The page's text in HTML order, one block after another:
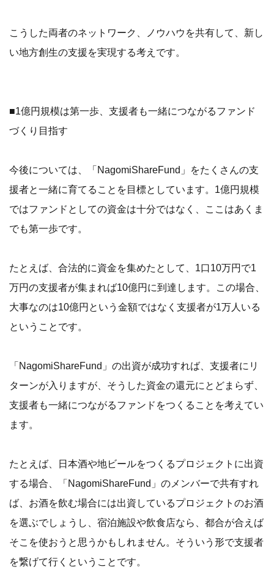
こうした両者のネットワーク、ノウハウを共有して、新し
い地方創生の支援を実現する考えです。
■1億円規模は第一歩、支援者も一緒につながるファンド
づくり目指す
今後については、「NagomiShareFund」をたくさんの支
援者と一緒に育てることを目標としています。1億円規模
ではファンドとしての資金は十分ではなく、ここはあくま
でも第一歩です。
たとえば、合法的に資金を集めたとして、1口10万円で1
万円の支援者が集まれば10億円に到達します。この場合、
大事なのは10億円という金額ではなく支援者が1万人いる
ということです。
「NagomiShareFund」の出資が成功すれば、支援者にリ
ターンが入りますが、そうした資金の還元にとどまらず、
支援者も一緒につながるファンドをつくることを考えてい
ます。
たとえば、日本酒や地ビールをつくるプロジェクトに出資
する場合、「NagomiShareFund」のメンバーで共有すれ
ば、お酒を飲む場合には出資しているプロジェクトのお酒
を選ぶでしょうし、宿泊施設や飲食店なら、都合が合えば
そこを使おうと思うかもしれません。そういう形で支援者
を繋げて行くということです。